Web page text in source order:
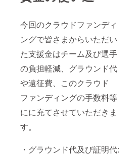
今回のクラウドファンディ
ングで皆さまからいただい
た支援金はチーム及び選手
の負担軽減、グラウンド代
や遠征費、このクラウド
ファンディングの手数料等
にに充てさせていただきま
す。
・グラウンド代及び証明代: